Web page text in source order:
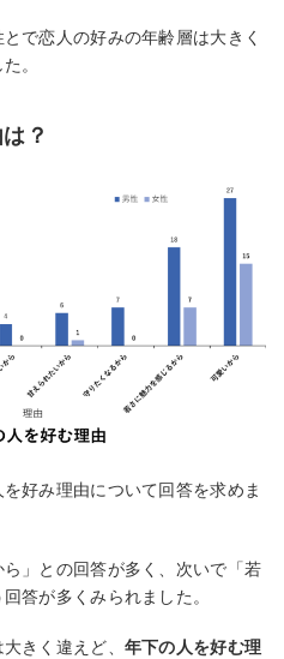
で恋人の好みの年齢層は大きく
。
？
好み理由について回答を求めま
」との回答が多く、次いで「若
答が多くみられました。
きく違えど、 年下の人を好む理